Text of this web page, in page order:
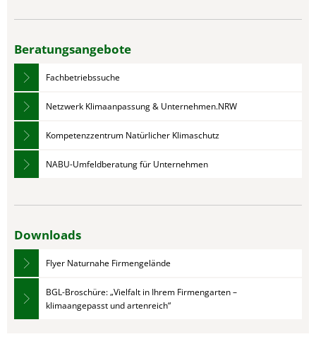
Beratungsangebote
Fachbetriebssuche
Netzwerk Klimaanpassung & Unternehmen.NRW
Kompetenzzentrum Natürlicher Klimaschutz
NABU-Umfeldberatung für Unternehmen
Downloads
Flyer Naturnahe Firmengelände
BGL-Broschüre: „Vielfalt in Ihrem Firmengarten –
klimaangepasst und artenreich“